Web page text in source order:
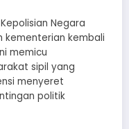
Negara
kementerian kembali
memicu
sipil yang
menyeret
politik